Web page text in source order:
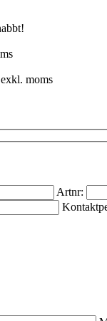
moms
Artnr: